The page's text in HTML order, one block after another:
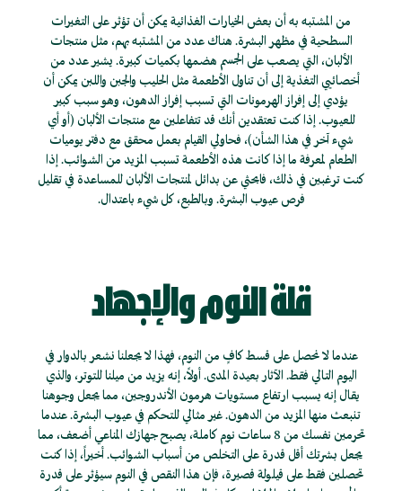
من المشتبه به أن بعض الخيارات الغذائية يمكن أن تؤثر على التغيرات
السطحية في مظهر البشرة. هناك عدد من المشتبه بهم، مثل منتجات
الألبان، التي يصعب على الجسم هضمها بكميات كبيرة. يشير عدد من
أخصائيي التغذية إلى أن تناول الأطعمة مثل الحليب والجبن واللبن يمكن أن
يؤدي إلى إفراز الهرمونات التي تسبب إفراز الدهون، وهو سبب كبير
للعيوب. إذا كنت تعتقدين أنك قد تتفاعلين مع منتجات الألبان (أو أي
شيء آخر في هذا الشأن)، فحاولي القيام بعمل محقق مع دفتر يوميات
الطعام لمعرفة ما إذا كانت هذه الأطعمة تسبب المزيد من الشوائب. إذا
كنت ترغبين في ذلك، فابحثي عن بدائل لمنتجات الألبان للمساعدة في تقليل
فرص عيوب البشرة. وبالطبع، كل شيء باعتدال.
قلة النوم والإجهاد
عندما لا نحصل على قسط كافٍ من النوم، فهذا لا يجعلنا نشعر بالدوار في
اليوم التالي فقط. الآثار بعيدة المدى. أولاً، إنه يزيد من ميلنا للتوتر، والذي
يقال إنه يسبب ارتفاع مستويات هرمون الأندروجين، مما يجعل وجوهنا
تنبعث منها المزيد من الدهون. غير مثالي للتحكم في عيوب البشرة. عندما
تحرمين نفسك من 8 ساعات نوم كاملة، يصبح جهازك المناعي أضعف، مما
يجعل بشرتك أقل قدرة على التخلص من أسباب الشوائب. أخيراً، إذا كنت
تحصلين فقط على قيلولة قصيرة، فإن هذا النقص في النوم سيؤثر على قدرة